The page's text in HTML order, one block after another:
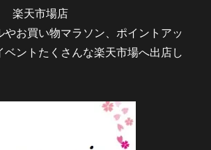
楽天市場店
やお買い物マラソン、ポイントアッ
ベントたくさんな楽天市場へ出店し